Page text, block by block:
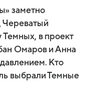
заметно
Череватый
Темных, в проект
Омаров и Анна
Кто
выбрали Темные